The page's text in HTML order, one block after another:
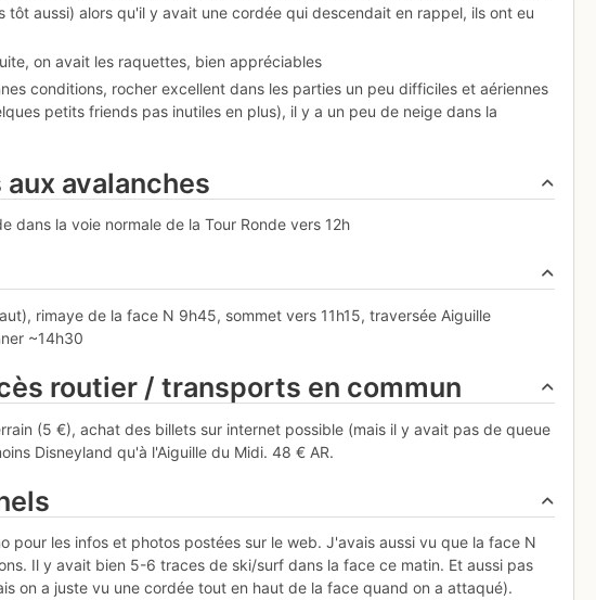
tôt aussi) alors qu'il y avait une cordée qui descendait en rappel, ils ont eu
on avait les raquettes, bien appréciables
conditions, rocher excellent dans les parties un peu difficiles et aériennes
petits friends pas inutiles en plus), il y a un peu de neige dans la
avalanches
dans la voie normale de la Tour Ronde vers 12h
rimaye de la face N 9h45, sommet vers 11h15, traversée Aiguille
~14h30
routier / transports en commun
(5 €), achat des billets sur internet possible (mais il y avait pas de queue
Disneyland qu'à l'Aiguille du Midi. 48 € AR.
pour les infos et photos postées sur le web. J'avais aussi vu que la face N
Il y avait bien 5-6 traces de ski/surf dans la face ce matin. Et aussi pas
on a juste vu une cordée tout en haut de la face quand on a attaqué).